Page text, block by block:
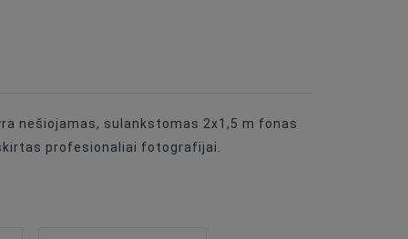
nešiojamas, sulankstomas 2x1,5 m fonas
profesionaliai fotografijai.